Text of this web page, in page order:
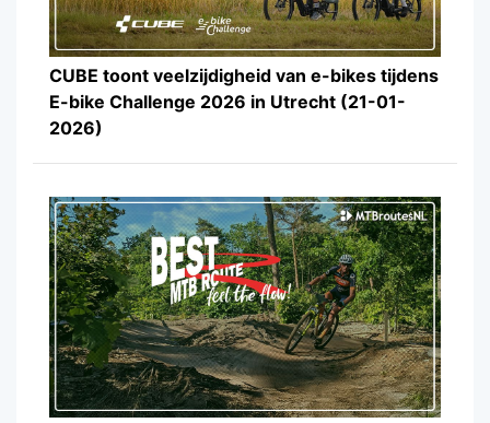
CUBE toont veelzijdigheid van e-bikes tijdens
E-bike Challenge 2026 in Utrecht (21-01-
2026)